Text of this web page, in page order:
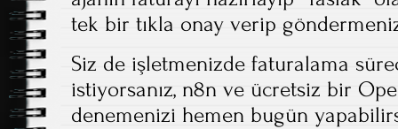
tek bir tıkla onay verip
Siz de işletmenizde faturalama
istiyorsanız, n8n ve ücretsiz bir
denemenizi hemen bugün